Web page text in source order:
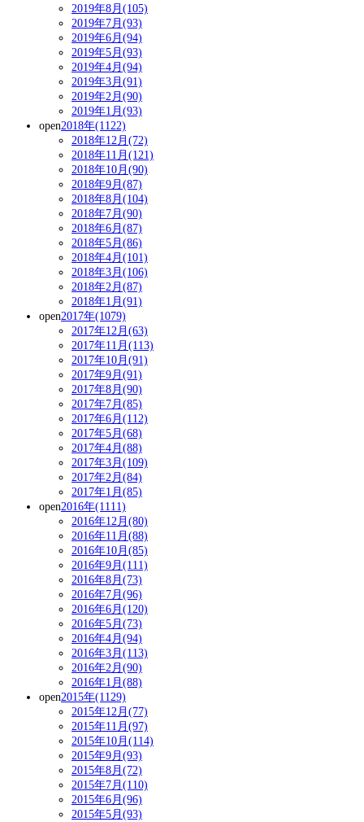
2019年8月(105)
2019年7月(93)
2019年6月(94)
2019年5月(93)
2019年4月(94)
2019年3月(91)
2019年2月(90)
2019年1月(93)
open2018年(1122)
2018年12月(72)
2018年11月(121)
2018年10月(90)
2018年9月(87)
2018年8月(104)
2018年7月(90)
2018年6月(87)
2018年5月(86)
2018年4月(101)
2018年3月(106)
2018年2月(87)
2018年1月(91)
open2017年(1079)
2017年12月(63)
2017年11月(113)
2017年10月(91)
2017年9月(91)
2017年8月(90)
2017年7月(85)
2017年6月(112)
2017年5月(68)
2017年4月(88)
2017年3月(109)
2017年2月(84)
2017年1月(85)
open2016年(1111)
2016年12月(80)
2016年11月(88)
2016年10月(85)
2016年9月(111)
2016年8月(73)
2016年7月(96)
2016年6月(120)
2016年5月(73)
2016年4月(94)
2016年3月(113)
2016年2月(90)
2016年1月(88)
open2015年(1129)
2015年12月(77)
2015年11月(97)
2015年10月(114)
2015年9月(93)
2015年8月(72)
2015年7月(110)
2015年6月(96)
2015年5月(93)